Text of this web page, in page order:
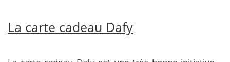
La carte cadeau Dafy